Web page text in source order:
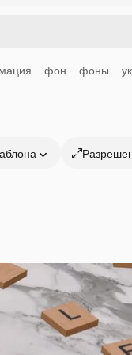
фон фоны
Начать